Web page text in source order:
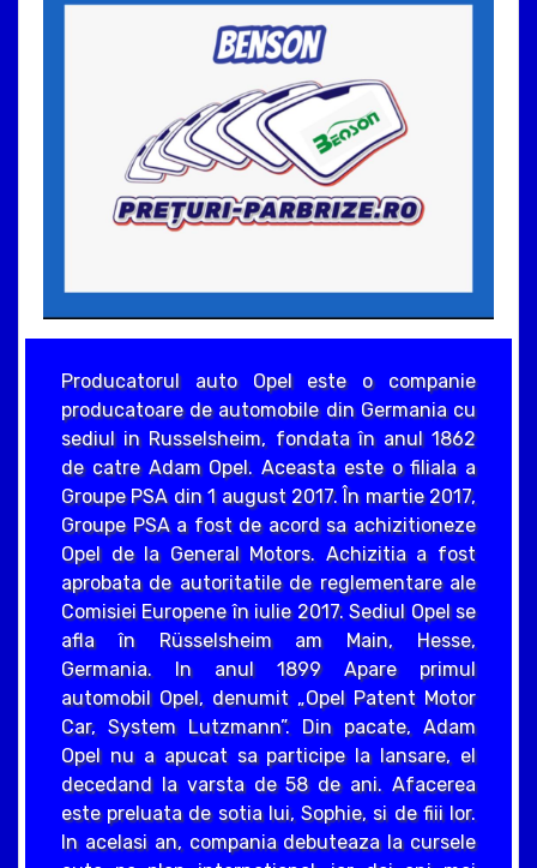
Producatorul auto Opel este o companie
producatoare de automobile din Germania cu
sediul in Russelsheim, fondata în anul 1862
de catre Adam Opel. Aceasta este o filiala a
Groupe PSA din 1 august 2017. În martie 2017,
Groupe PSA a fost de acord sa achizitioneze
Opel de la General Motors. Achizitia a fost
aprobata de autoritatile de reglementare ale
Comisiei Europene în iulie 2017. Sediul Opel se
afla în Rüsselsheim am Main, Hesse,
Germania. In anul 1899 Apare primul
automobil Opel, denumit „Opel Patent Motor
Car, System Lutzmann”. Din pacate, Adam
Opel nu a apucat sa participe la lansare, el
decedand la varsta de 58 de ani. Afacerea
este preluata de sotia lui, Sophie, si de fiii lor.
In acelasi an, compania debuteaza la cursele